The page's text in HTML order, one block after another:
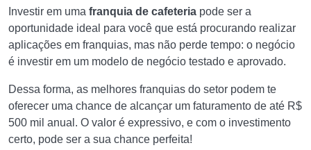
Investir em uma franquia de cafeteria pode ser a
oportunidade ideal para você que está procurando realizar
aplicações em franquias, mas não perde tempo: o negócio
é investir em um modelo de negócio testado e aprovado.
Dessa forma, as melhores franquias do setor podem te
oferecer uma chance de alcançar um faturamento de até R$
500 mil anual. O valor é expressivo, e com o investimento
certo, pode ser a sua chance perfeita!